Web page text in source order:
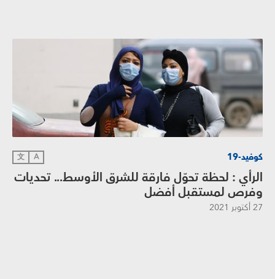
كوفيد-19 A
文
الرأي : لحظة تحوّل فارقة للشرق الأوسط... تحديات
وفرص لمستقبل أفضل
27 أكتوبر 2021